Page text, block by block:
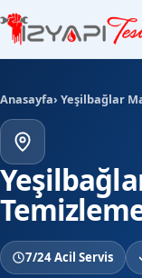
Anasayfa› Yeşilbağlar
7/24 Acil Servis